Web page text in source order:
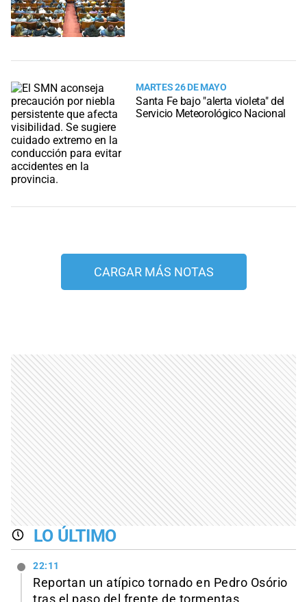
MARTES 26 DE MAYO
Santa Fe bajo "alerta violeta" del
Servicio Meteorológico Nacional
CARGAR MÁS NOTAS
LO ÚLTIMO
22:11
Reportan un atípico tornado en Pedro Osório